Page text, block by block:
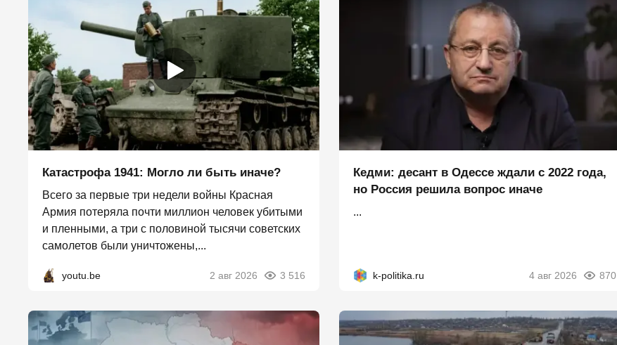
Катастрофа 1941: Могло ли быть иначе?
Всего за первые три недели войны Красная
Армия потеряла почти миллион человек убитыми
и пленными, а три с половиной тысячи советских
самолетов были уничтожены,...
youtu.be 2 авг 2026 3 516
Кедми: десант в Одессе ждали с 2022 года,
но Россия решила вопрос иначе
...
k-politika.ru 4 авг 2026 870